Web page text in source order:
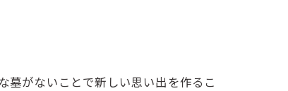
墓がないことで新しい思い出を作るこ